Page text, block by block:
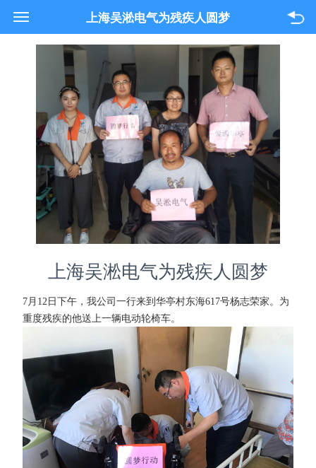
021-33618089
关于我们
产品与服务
项目案例
联系我们
上海吴淞电气为残疾人圆梦
上海吴淞电气为残疾人圆梦
7月12日下午，我公司一行来到华亭村东海617号杨志荣家。为
重度残疾的他送上一辆电动轮椅车。